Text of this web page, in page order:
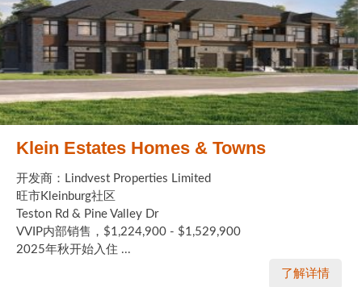
Klein Estates Homes & Towns
开发商：Lindvest Properties Limited
旺市Kleinburg社区
Teston Rd & Pine Valley Dr
VVIP内部销售，$1,224,900 - $1,529,900
2025年秋开始入住 ...
了解详情